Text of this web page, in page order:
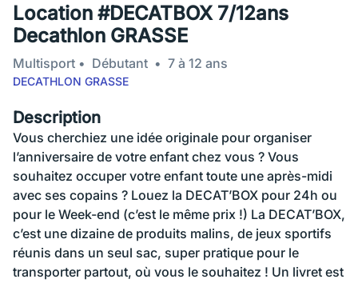
Location #DECATBOX 7/12ans
Decathlon GRASSE
Multisport Débutant 7 à 12 ans
DECATHLON GRASSE
Description
Vous cherchiez une idée originale pour organiser
l’anniversaire de votre enfant chez vous ? Vous
souhaitez occuper votre enfant toute une après-midi
avec ses copains ? Louez la DECAT’BOX pour 24h ou
pour le Week-end (c’est le même prix !) La DECAT’BOX,
c’est une dizaine de produits malins, de jeux sportifs
réunis dans un seul sac, super pratique pour le
transporter partout, où vous le souhaitez ! Un livret est